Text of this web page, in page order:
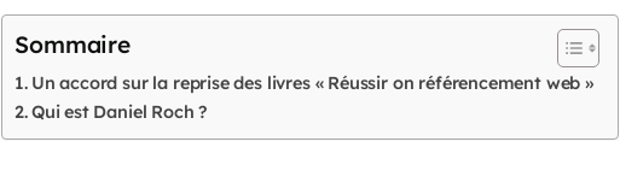
Sommaire
Un accord sur la reprise des livres « Réussir on référencement web »
Qui est Daniel Roch ?